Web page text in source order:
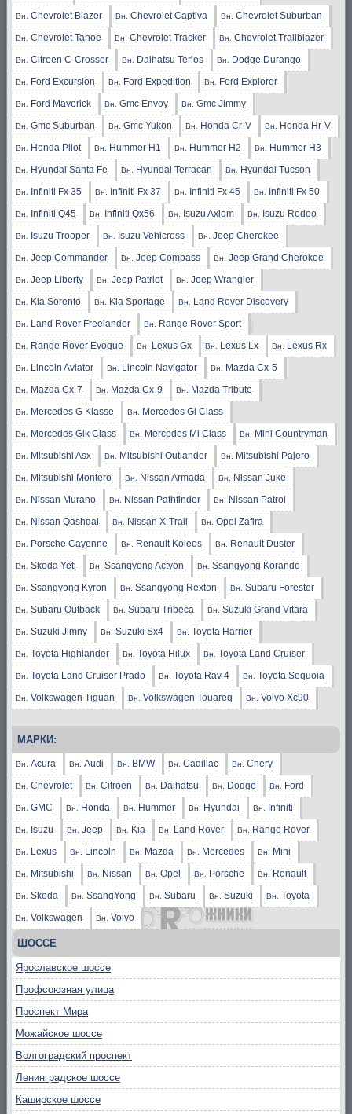
Вн. Chevrolet Blazer Вн. Chevrolet Captiva Вн. Chevrolet Suburban
Вн. Chevrolet Tahoe Вн. Chevrolet Tracker Вн. Chevrolet Trailblazer
Вн. Citroen C-Crosser Вн. Daihatsu Terios Вн. Dodge Durango
Вн. Ford Excursion Вн. Ford Expedition Вн. Ford Explorer
Вн. Ford Maverick Вн. Gmc Envoy Вн. Gmc Jimmy
Вн. Gmc Suburban Вн. Gmc Yukon Вн. Honda Cr-V Вн. Honda Hr-V
Вн. Honda Pilot Вн. Hummer H1 Вн. Hummer H2 Вн. Hummer H3
Вн. Hyundai Santa Fe Вн. Hyundai Terracan Вн. Hyundai Tucson
Вн. Infiniti Fx 35 Вн. Infiniti Fx 37 Вн. Infiniti Fx 45 Вн. Infiniti Fx 50
Вн. Infiniti Q45 Вн. Infiniti Qx56 Вн. Isuzu Axiom Вн. Isuzu Rodeo
Вн. Isuzu Trooper Вн. Isuzu Vehicross Вн. Jeep Cherokee
Вн. Jeep Commander Вн. Jeep Compass Вн. Jeep Grand Cherokee
Вн. Jeep Liberty Вн. Jeep Patriot Вн. Jeep Wrangler
Вн. Kia Sorento Вн. Kia Sportage Вн. Land Rover Discovery
Вн. Land Rover Freelander Вн. Range Rover Sport
Вн. Range Rover Evogue Вн. Lexus Gx Вн. Lexus Lx Вн. Lexus Rx
Вн. Lincoln Aviator Вн. Lincoln Navigator Вн. Mazda Cx-5
Вн. Mazda Cx-7 Вн. Mazda Cx-9 Вн. Mazda Tribute
Вн. Mercedes G Klasse Вн. Mercedes Gl Class
Вн. Mercedes Glk Class Вн. Mercedes Ml Class Вн. Mini Countryman
Вн. Mitsubishi Asx Вн. Mitsubishi Outlander Вн. Mitsubishi Pajero
Вн. Mitsubishi Montero Вн. Nissan Armada Вн. Nissan Juke
Вн. Nissan Murano Вн. Nissan Pathfinder Вн. Nissan Patrol
Вн. Nissan Qashqai Вн. Nissan X-Trail Вн. Opel Zafira
Вн. Porsche Cayenne Вн. Renault Koleos Вн. Renault Duster
Вн. Skoda Yeti Вн. Ssangyong Actyon Вн. Ssangyong Korando
Вн. Ssangyong Kyron Вн. Ssangyong Rexton Вн. Subaru Forester
Вн. Subaru Outback Вн. Subaru Tribeca Вн. Suzuki Grand Vitara
Вн. Suzuki Jimny Вн. Suzuki Sx4 Вн. Toyota Harrier
Вн. Toyota Highlander Вн. Toyota Hilux Вн. Toyota Land Cruiser
Вн. Toyota Land Cruiser Prado Вн. Toyota Rav 4 Вн. Toyota Sequoia
Вн. Volkswagen Tiguan Вн. Volkswagen Touareg Вн. Volvo Xc90
МАРКИ:
Вн. Acura Вн. Audi Вн. BMW Вн. Cadillac Вн. Chery
Вн. Chevrolet Вн. Citroen Вн. Daihatsu Вн. Dodge Вн. Ford
Вн. GMC Вн. Honda Вн. Hummer Вн. Hyundai Вн. Infiniti
Вн. Isuzu Вн. Jeep Вн. Kia Вн. Land Rover Вн. Range Rover
Вн. Lexus Вн. Lincoln Вн. Mazda Вн. Mercedes Вн. Mini
Вн. Mitsubishi Вн. Nissan Вн. Opel Вн. Porsche Вн. Renault
Вн. Skoda Вн. SsangYong Вн. Subaru Вн. Suzuki Вн. Toyota
Вн. Volkswagen Вн. Volvo
ШОССЕ
Ярославское шоссе
Профсоюзная улица
Проспект Мира
Можайское шоссе
Волгоградский проспект
Ленинградское шоссе
Каширское шоссе